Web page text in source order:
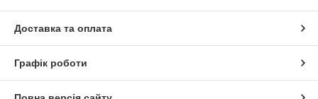
Доставка та оплата
Графік роботи